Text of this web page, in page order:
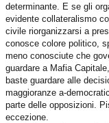
determinante. E se gli
evidente collateralismo
civile riorganizzarsi a
conosce colore politico,
meno conosciute che
guardare a Mafia
baste guardare alle
maggioranze a-
parte delle opposizioni.
eccezione.